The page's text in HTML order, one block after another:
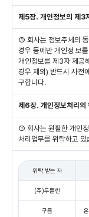
제5장. 개인정보의 제3
① 회사는 정보주체의
경우 등에만 개인정 보
개인정보를 제3자 제공
경우 제외) 반드시 사전
구합니다.
제6장. 개인정보처리의
① 회사는 원활한 개인
처리업무를 위탁하고 있
위탁 받는 자
(주)두들린
구름